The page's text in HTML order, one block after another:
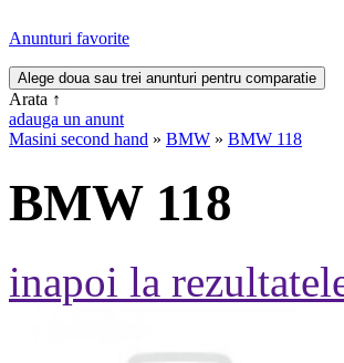
Anunturi favorite
Arata ↑
adauga un anunt
Masini second hand » BMW » BMW 118
BMW 118
inapoi la